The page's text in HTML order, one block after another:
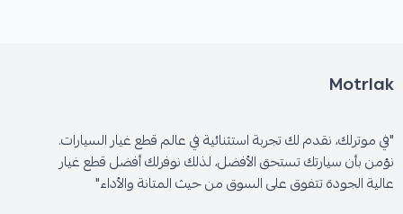
Motrlak
"في موترلك، نقدم لك تجربة استثنائية في عالم قطع غيار السيارات.
نؤمن بأن سيارتك تستحق الأفضل، لذلك نوفرلك أفضل قطع غيار
عالية الجودة تتفوق على السوق من حيث المتانة والأداء"